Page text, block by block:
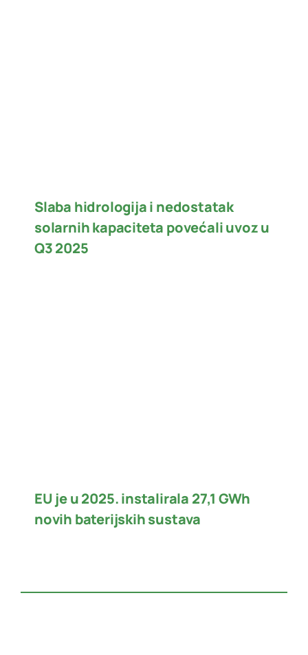
Slaba hidrologija i nedostatak
solarnih kapaciteta povećali uvoz u
Q3 2025
EU je u 2025. instalirala 27,1 GWh
novih baterijskih sustava